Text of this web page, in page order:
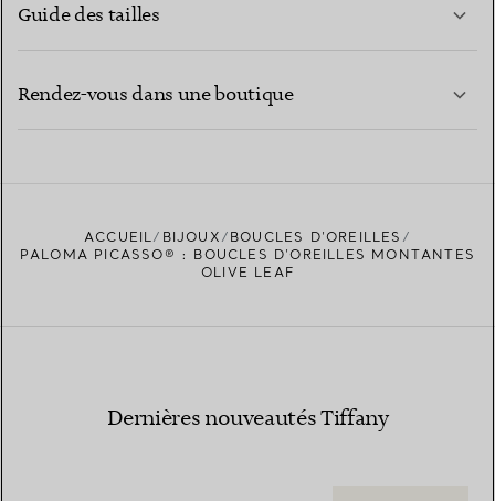
Guide des tailles
Rendez-vous dans une boutique
TROUVEZ LA BOUTIQUE LA PLUS PROCHE
ACCUEIL BIJOUX
BOUCLES D’OREILLES
PALOMA PICASSO® : BOUCLES D’OREILLES MONTANTES
OLIVE LEAF
Dernières nouveautés Tiffany